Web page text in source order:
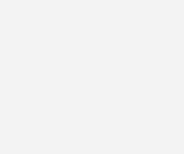
Erfahrung nach reicht das
aus)